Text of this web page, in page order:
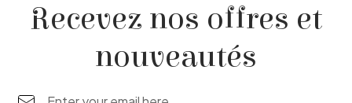
Recevez nos offres et
nouveautés